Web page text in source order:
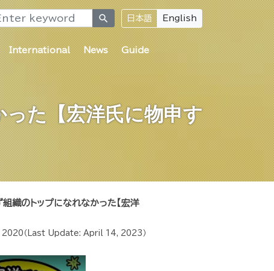
search 日本語 English
International News Guide
た【宏洋氏に物申す
織のトップになれなかった【宏洋
2020 （Last Update: April 14, 2023 ）